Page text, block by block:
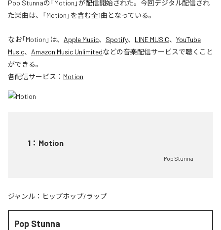
Pop Stunnaの「Motion」が配信開始された。今回デジタル配信され
た楽曲は、「Motion」を含む全1曲となっている。
なお「Motion 」は、 Apple Music、 Spotify、 LINE MUSIC、 YouTube
Music、 Amazon Music Unlimitedなどの音楽配信サービスで聴くこと
ができる。
各配信サービス： Motion
1 ： Motion
Pop Stunna
ジャンル： ヒップホップ/ラップ
Pop Stunna